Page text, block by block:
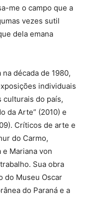
me o campo que a
vezes sutil
dela emana
década de 1980,
individuais
culturais do país,
da Arte” (2010) e
Críticos de arte e
do Carmo,
e Mariana von
Sua obra
do Museu Oscar
do Paraná e a